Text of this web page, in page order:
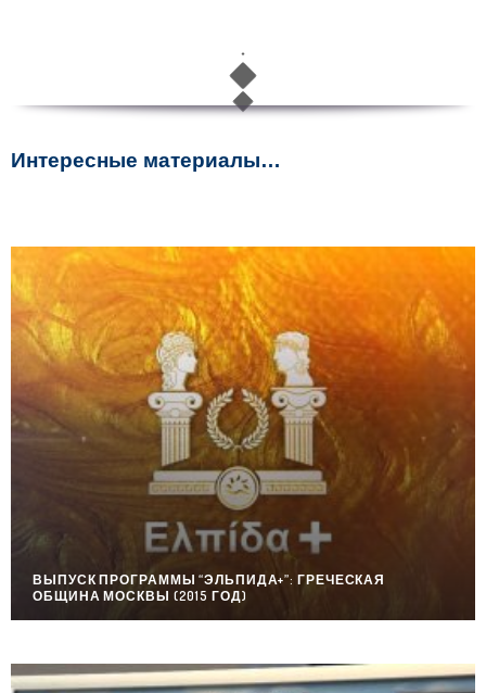
SHARE
КАРИСАЛОВ МИХАИЛ
КЕЛЕСИДИ ЕЛЕНА
ЧИТАТЬ ...
SHARE ЧИТАТЬ ...
КИКОТИС ГЕОРГИЙ
SHARE ЧИТАТЬ ...